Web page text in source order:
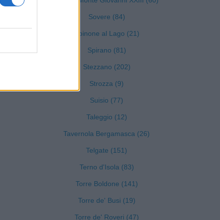
Sovere (84)
Spinone al Lago (21)
Spirano (81)
Stezzano (202)
Strozza (9)
Suisio (77)
Taleggio (12)
Tavernola Bergamasca (26)
Telgate (151)
Terno d'Isola (83)
Torre Boldone (141)
Torre de' Busi (19)
Torre de' Roveri (47)